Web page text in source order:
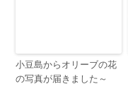
小豆島からオリーブの花
の写真が届きました～